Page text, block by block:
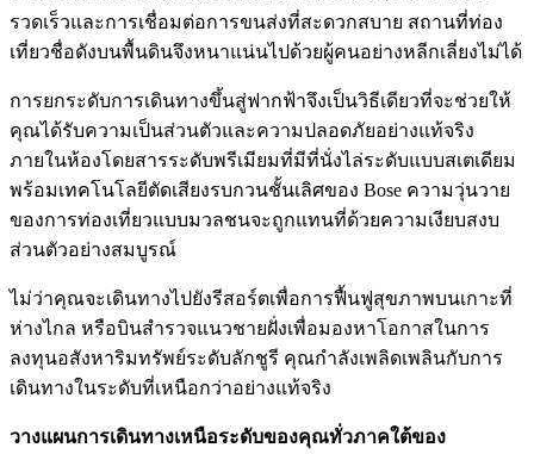
รวดเร็วและการเชื่อมต่อการขนส่งที่สะดวกสบาย สถานที่ท่อง
เที่ยวชื่อดังบนพื้นดินจึงหนาแน่นไปด้วยผู้คนอย่างหลีกเลี่ยงไม่ได้
การยกระดับการเดินทางขึ้นสู่ฟากฟ้าจึงเป็นวิธีเดียวที่จะช่วยให้
คุณได้รับความเป็นส่วนตัวและความปลอดภัยอย่างแท้จริง
ภายในห้องโดยสารระดับพรีเมียมที่มีที่นั่งไล่ระดับแบบสเตเดียม
พร้อมเทคโนโลยีตัดเสียงรบกวนชั้นเลิศของ Bose ความวุ่นวาย
ของการท่องเที่ยวแบบมวลชนจะถูกแทนที่ด้วยความเงียบสงบ
ส่วนตัวอย่างสมบูรณ์
ไม่ว่าคุณจะเดินทางไปยังรีสอร์ตเพื่อการฟื้นฟูสุขภาพบนเกาะที่
ห่างไกล หรือบินสำรวจแนวชายฝั่งเพื่อมองหาโอกาสในการ
ลงทุนอสังหาริมทรัพย์ระดับลักชูรี คุณกำลังเพลิดเพลินกับการ
เดินทางในระดับที่เหนือกว่าอย่างแท้จริง
วางแผนการเดินทางเหนือระดับของคุณทั่วภาคใต้ของ